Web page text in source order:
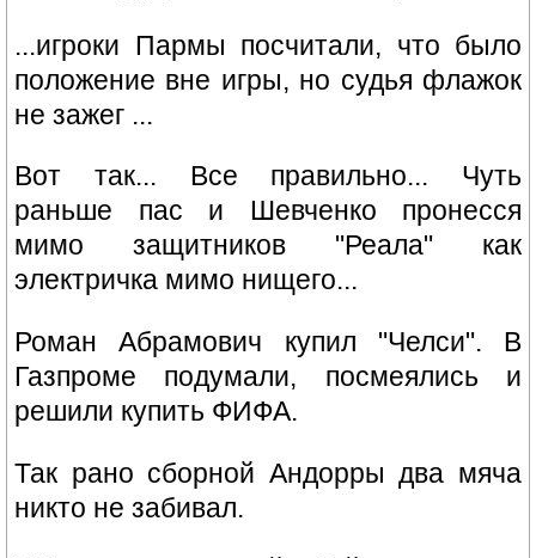
...игроки Пармы посчитали, что было
положение вне игры, но судья флажок
не зажег ...
Вот так... Все правильно... Чуть
раньше пас и Шевченко пронесся
мимо защитников "Реала" как
электричка мимо нищего...
Роман Абрамович купил "Челси". В
Газпроме подумали, посмеялись и
решили купить ФИФА.
Так рано сборной Андорры два мяча
никто не забивал.